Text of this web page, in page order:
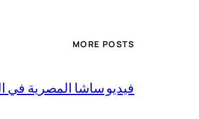
MORE POSTS
فيديو ساشا المصرية في الحمام +18